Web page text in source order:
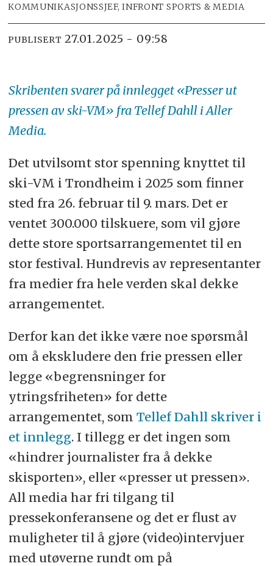
KOMMUNIKASJONSSJEF, INFRONT SPORTS & MEDIA
PUBLISERT 27.01.2025 - 09:58
Skribenten svarer på innlegget «Presser ut
pressen av ski-VM» fra Tellef Dahll i Aller
Media.
Det utvilsomt stor spenning knyttet til
ski-VM i Trondheim i 2025 som finner
sted fra 26. februar til 9. mars. Det er
ventet 300.000 tilskuere, som vil gjøre
dette store sportsarrangementet til en
stor festival. Hundrevis av representanter
fra medier fra hele verden skal dekke
arrangementet.
Derfor kan det ikke være noe spørsmål
om å ekskludere den frie pressen eller
legge «begrensninger for
ytringsfriheten» for dette
arrangementet, som Tellef Dahll skriver i
et innlegg. I tillegg er det ingen som
«hindrer journalister fra å dekke
skisporten», eller «presser ut pressen».
All media har fri tilgang til
pressekonferansene og det er flust av
muligheter til å gjøre (video)intervjuer
med utøverne rundt om på